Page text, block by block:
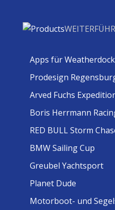
Apps für
Prodesign
Arved Fuchs
Boris Herrmann
RED BULL Storm
BMW Sailing Cup
Greubel Yachtsport
Planet Dude
Motorboot- und